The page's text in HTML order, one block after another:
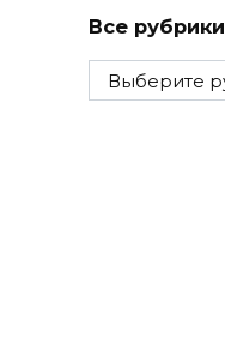
Все рубрики
Все
рубрики